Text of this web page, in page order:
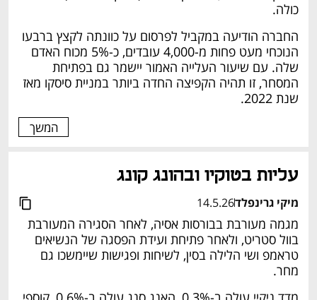
כולה.
שלה. עם שיעור העלייה האמור יישמר גם בפתיחת
שנת 2022.
המשך
עליות בטוקיו ובהונג קונג
מיקי גרינפלד14.5.26
מגמה מעורבת בבורסות אסיה, לאחר הסגירה המעורבת
מחר.